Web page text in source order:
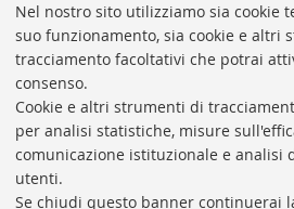
Nel nostro sito utilizziamo sia cookie
suo funzionamento, sia cookie e altri
tracciamento facoltativi che potrai
consenso.
Cookie e altri strumenti di
per analisi statistiche, misure
comunicazione istituzionale e analisi
utenti.
Se chiudi questo banner continuerai
Rubrica di
Rss
Statistiche